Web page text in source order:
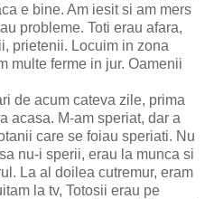
e bine. Am iesit si am mers
probleme. Toti erau afara,
prietenii. Locuim in zona
multe ferme in jur. Oamenii
de acum cateva zile, prima
acasa. M-am speriat, dar a
care se foiau speriati. Nu
nu-i sperii, erau la munca si
La al doilea cutremur, eram
la tv, Totosii erau pe